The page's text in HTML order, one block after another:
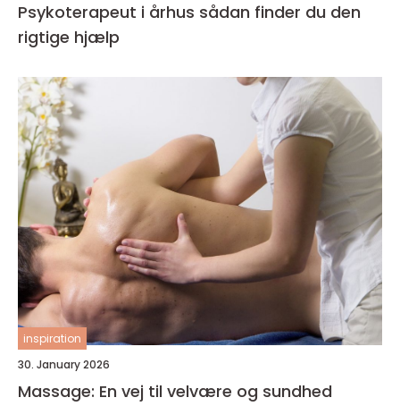
Psykoterapeut i århus sådan finder du den
rigtige hjælp
inspiration
30. January 2026
Massage: En vej til velvære og sundhed